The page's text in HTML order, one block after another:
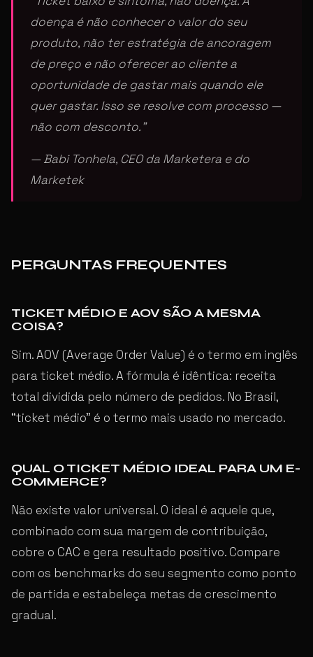
doença é não conhecer o valor do seu
produto, não ter estratégia de ancoragem
de preço e não oferecer ao cliente a
oportunidade de gastar mais quando ele
quer gastar. Isso se resolve com processo —
não com desconto.”
— Babi Tonhela, CEO da Marketera e do
Marketek
PERGUNTAS FREQUENTES
TICKET MÉDIO E AOV SÃO A MESMA
COISA?
Sim. AOV (Average Order Value) é o termo em inglês
para ticket médio. A fórmula é idêntica: receita
total dividida pelo número de pedidos. No Brasil,
“ticket médio” é o termo mais usado no mercado.
QUAL O TICKET MÉDIO IDEAL PARA UM E-
COMMERCE?
Não existe valor universal. O ideal é aquele que,
combinado com sua margem de contribuição,
cobre o CAC e gera resultado positivo. Compare
com os benchmarks do seu segmento como ponto
de partida e estabeleça metas de crescimento
gradual.